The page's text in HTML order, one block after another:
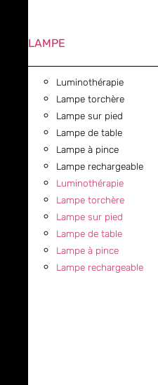
LAMPE
Luminothérapie
Lampe torchère
Lampe sur pied
Lampe de table
Lampe à pince
Lampe rechargeable
Luminothérapie
Lampe torchère
Lampe sur pied
Lampe de table
Lampe à pince
Lampe rechargeable